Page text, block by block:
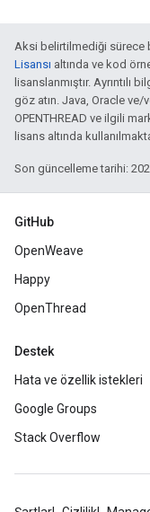
Aksi belirtilmediği sürece
Lisansı altında ve kod
lisanslanmıştır. Ayrıntılı
göz atın. Java, Oracle ve/
OPENTHREAD ve ilgili
lisans altında
Son güncelleme tarihi:
GitHub
OpenWeave
Happy
OpenThread
Destek
Hata ve özellik istekleri
Google Groups
Stack Overflow